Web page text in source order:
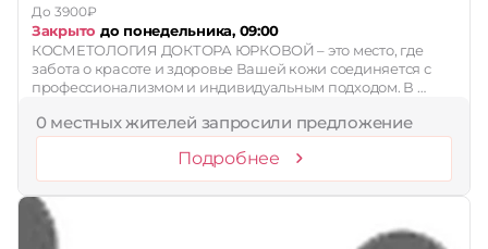
До 3900₽
Закрыто до понедельника, 09:00
КОСМЕТОЛОГИЯ ДОКТОРА ЮРКОВОЙ – это место, где
забота о красоте и здоровье Вашей кожи соединяется с
профессионализмом и индивидуальным подходом. В …
0 местных жителей запросили предложение
Подробнее